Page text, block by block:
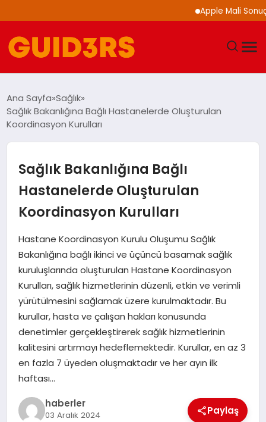
Apple Mali
YAŞAM
SPOR
SAĞLIK
EKONOMI
MAGAZIN
EĞITIM
Ana Sayfa Sağlık
Sağlık Bakanlığına Bağlı Hastanelerde Oluşturulan
Koordinasyon Kurulları
Sağlık Bakanlığına Bağlı
Hastanelerde Oluşturulan
Koordinasyon Kurulları
Hastane Koordinasyon Kurulu Oluşumu Sağlık
Bakanlığına bağlı ikinci ve üçüncü basamak sağlık
kuruluşlarında oluşturulan Hastane Koordinasyon
Kurulları, sağlık hizmetlerinin düzenli, etkin ve verimli
yürütülmesini sağlamak üzere kurulmaktadır. Bu
kurullar, hasta ve çalışan hakları konusunda
denetimler gerçekleştirerek sağlık hizmetlerinin
kalitesini artırmayı hedeflemektedir. Kurullar, en az 3
en fazla 7 üyeden oluşmaktadır ve her ayın ilk
haftası…
haberler
03 Aralık 2024 Paylaş